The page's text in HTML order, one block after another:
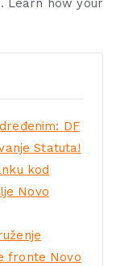
Learn how your
DF
Statuta!
kod
Novo
fronte Novo